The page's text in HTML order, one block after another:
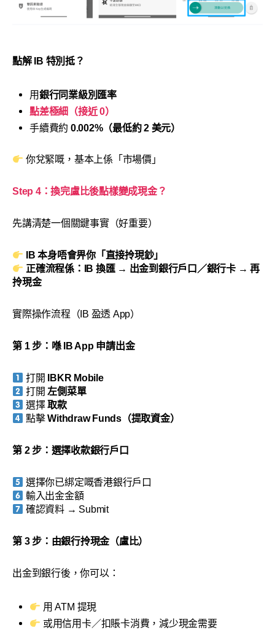
點解 IB 特別抵？
用銀行同業級別匯率
點差極細（接近 0）
手續費約 0.002%（最低約 2 美元）
你兌緊嘅，基本上係「市場價」
Step 4：換完盧比後點樣變成現金？
先講清楚一個關鍵事實（好重要）
IB 本身唔會畀你「直接拎現鈔」
正確流程係：IB 換匯 → 出金到銀行戶口／銀行卡 → 再
拎現金
實際操作流程（IB 盈透 App）
第 1 步：喺 IB App 申請出金
打開
IBKR Mobile
打開 左側菜單
選擇取款
點擊Withdraw Funds（提取資金）
第 2 步：選擇收款銀行戶口
選擇你已綁定嘅香港銀行戶口
輸入出金金額
確認資料 → Submit
第 3 步：由銀行拎現金（盧比）
出金到銀行後，你可以：
用 ATM 提現
或用信用卡／扣賬卡消費，減少現金需要